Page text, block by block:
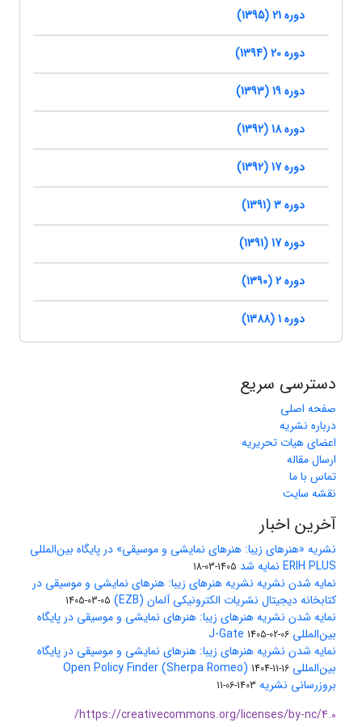
دوره 21 (1395)
دوره 20 (1394)
دوره 19 (1393)
دوره 18 (1392)
دوره 17 (1392)
دوره 3 (1391)
دوره 17 (1391)
دوره 2 (1390)
دوره 1 (1388)
دسترسی سریع
صفحه اصلی
درباره نشریه
اعضای هیات تحریریه
ارسال مقاله
تماس با ما
نقشه سایت
آخرین اخبار
نشریه «هنرهای زیبا: هنرهای نمایشی و موسیقی» در پایگاه بین‌المللی
ERIH PLUS نمایه شد
1405-03-18
نمایه شدن نشریه نشریه هنرهای زیبا: هنرهای نمایشی و موسیقی در
کتابخانه دیجیتال نشریات الکترونیکی آلمان (EZB)
1405-03-05
نمایه شدن نشریه هنرهای زیبا: هنرهای نمایشی و موسیقی در پایگاه
بین‌المللی J-Gate 1405-02-06
نمایه شدن نشریه هنرهای زیبا: هنرهای نمایشی و موسیقی در پایگاه
بین‌المللی Open Policy Finder (Sherpa Romeo) 1404-11-16
بروزرسانی نشریه 1403-06-11
https://creativecommons.org/licenses/by-nc/4.0/